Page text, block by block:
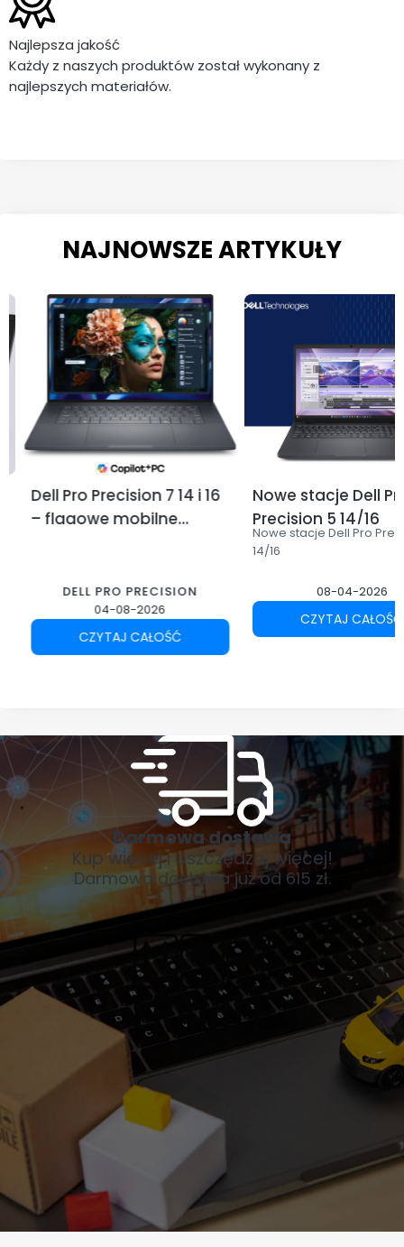
Najlepsza jakość
Każdy z naszych produktów został wykonany z
najlepszych materiałów.
NAJNOWSZE ARTYKUŁY
DELL PRO PRECISION
04-08-2026
Dell Pro Precision 7 14 i 16
– flagowe mobilne
CZYTAJ CAŁOŚĆ
08-04-2026
Nowe stacje Dell
Precision 5 14/16
Nowe stacje Dell Pro
14/16
CZYTAJ CAŁOŚĆ
Darmowa dostawa
Kup więcej i oszczędzaj więcej!
Darmowa dostawa już od 615 zł.